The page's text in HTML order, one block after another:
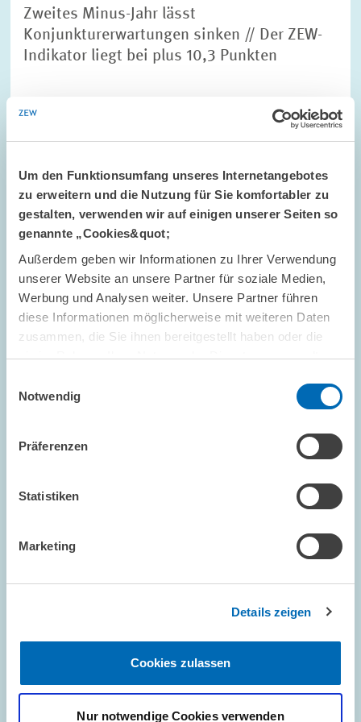
Um den Funktionsumfang unseres Internetangebotes
zu erweitern und die Nutzung für Sie komfortabler zu
gestalten, verwenden wir auf einigen unserer Seiten so
genannte „Cookies&quot;
Außerdem geben wir Informationen zu Ihrer Verwendung
unserer Website an unsere Partner für soziale Medien,
Werbung und Analysen weiter. Unsere Partner führen
diese Informationen möglicherweise mit weiteren Daten
zusammen, die Sie ihnen bereitgestellt haben oder die
sie im Rahmen Ihrer Nutzung der Dienste gesammelt
Notwendig
Präferenzen
Statistiken
Marketing
Details zeigen
Cookies zulassen
Nur notwendige Cookies verwenden
Zweites Minus-Jahr lässt
Konjunkturerwartungen sinken // Der ZEW-
Indikator liegt bei plus 10,3 Punkten
ALTERSVORSORGE UND NACHHALTIGE...
ZEW-FINANZMARKTTEST
Bild
öffnet
vergrößerter
Ansicht
FORSCHUNG // 09.01.2025
UNTERNEHMENSBESTEUERUNG UND ÖFFENTLICH
FISKALPOLITIK
HAUSHALTSÖKONOMIK